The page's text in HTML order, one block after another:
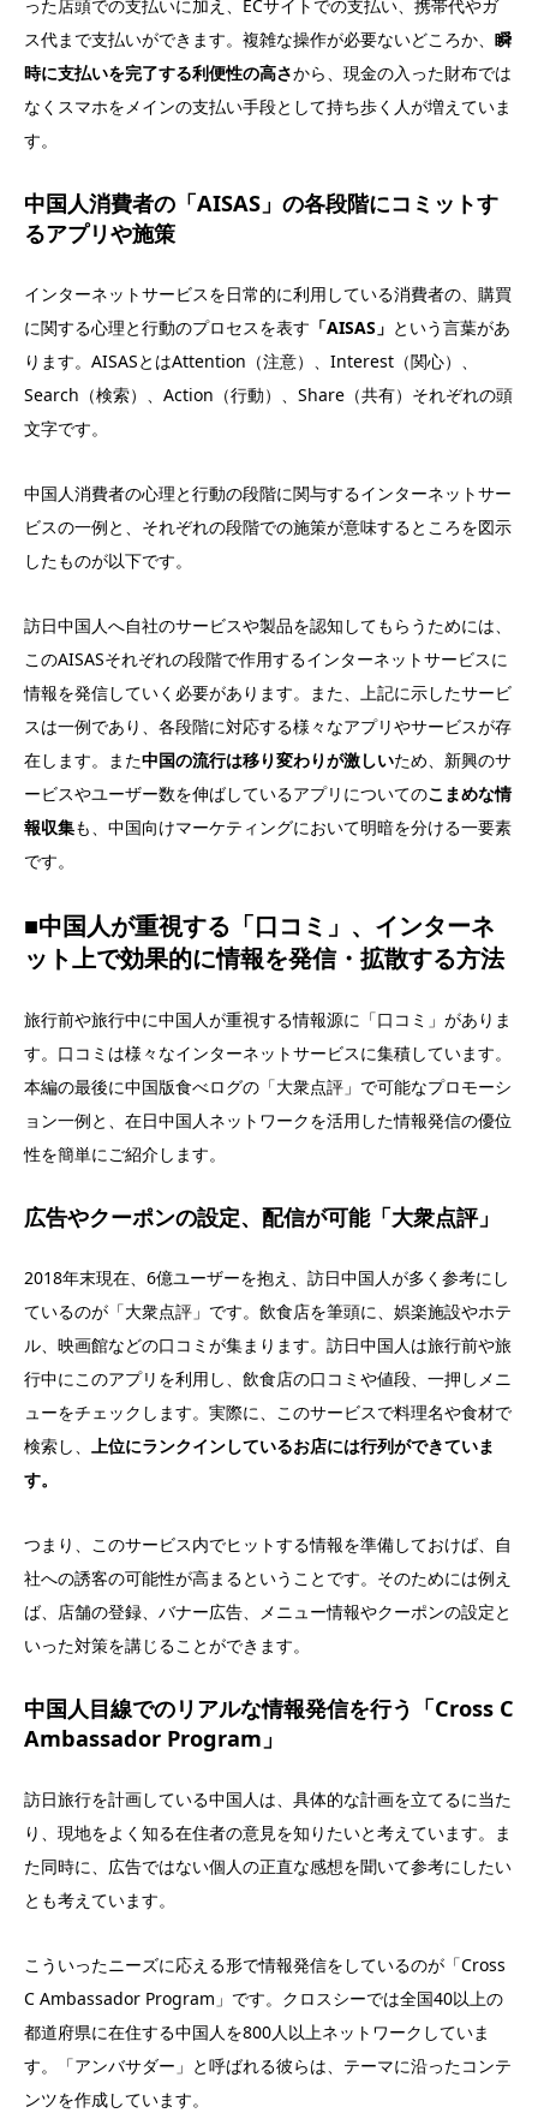
った店頭での支払いに加え、ECサイトでの支払い、携帯代やガ
ス代まで支払いができます。複雑な操作が必要ないどころか、 瞬
時に支払いを完了する利便性の高さから、現金の入った財布では
なくスマホをメインの支払い手段として持ち歩く人が増えていま
す。
中国人消費者の「AISAS」の各段階にコミットす
るアプリや施策
インターネットサービスを日常的に利用している消費者の、購買
に関する心理と行動のプロセスを表す 「AISAS」 という言葉があ
ります。AISASとはAttention（注意）、Interest（関心）、
Search（検索）、Action（行動）、Share（共有）それぞれの頭
文字です。
中国人消費者の心理と行動の段階に関与するインターネットサー
ビスの一例と、それぞれの段階での施策が意味するところを図示
したものが以下です。
訪日中国人へ自社のサービスや製品を認知してもらうためには、
このAISASそれぞれの段階で作用するインターネットサービスに
情報を発信していく必要があります。また、上記に示したサービ
スは一例であり、各段階に対応する様々なアプリやサービスが存
在します。また中国の流行は移り変わりが激しいため、新興のサ
ービスやユーザー数を伸ばしているアプリについてのこまめな情
報収集も、中国向けマーケティングにおいて明暗を分ける一要素
です。
■中国人が重視する「口コミ」、インターネ
ット上で効果的に情報を発信・拡散する方法
旅行前や旅行中に中国人が重視する情報源に「口コミ」がありま
す。口コミは様々なインターネットサービスに集積しています。
本編の最後に中国版食べログの「大衆点評」で可能なプロモーシ
ョン一例と、在日中国人ネットワークを活用した情報発信の優位
性を簡単にご紹介します。
広告やクーポンの設定、配信が可能「大衆点評」
2018年末現在、6億ユーザーを抱え、訪日中国人が多く参考にし
ているのが「大衆点評」です。飲食店を筆頭に、娯楽施設やホテ
ル、映画館などの口コミが集まります。訪日中国人は旅行前や旅
行中にこのアプリを利用し、飲食店の口コミや値段、一押しメニ
ューをチェックします。実際に、このサービスで料理名や食材で
検索し、 上位にランクインしているお店には行列ができていま
す。
つまり、このサービス内でヒットする情報を準備しておけば、自
社への誘客の可能性が高まるということです。そのためには例え
ば、店舗の登録、バナー広告、メニュー情報やクーポンの設定と
いった対策を講じることができます。
中国人目線でのリアルな情報発信を行う「Cross C
Ambassador Program」
訪日旅行を計画している中国人は、具体的な計画を立てるに当た
り、現地をよく知る在住者の意見を知りたいと考えています。ま
た同時に、広告ではない個人の正直な感想を聞いて参考にしたい
とも考えています。
こういったニーズに応える形で情報発信をしているのが「Cross
C Ambassador Program」です。クロスシーでは全国40以上の
都道府県に在住する中国人を800人以上ネットワークしていま
す。「アンバサダー」と呼ばれる彼らは、テーマに沿ったコンテ
ンツを作成しています。